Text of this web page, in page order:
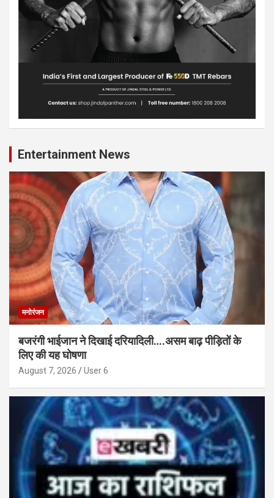
Entertainment News
मनोरंजन
बजरंगी भाईजान ने दिखाई दरियादिली….असम बाढ़ पीड़ितों के
लिए की यह घोषणा
August 7, 2026 User 6